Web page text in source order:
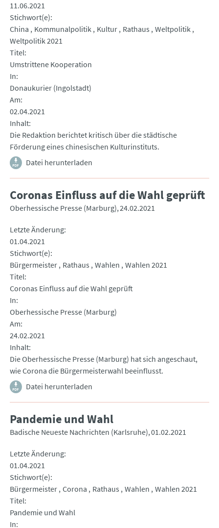
11.06.2021
Stichwort(e)
China
Kommunalpolitik Kultur Rathaus Weltpolitik
Weltpolitik 2021
Titel
Umstrittene Kooperation
In
Donaukurier (Ingolstadt)
Am
02.04.2021
Inhalt
Die Redaktion berichtet kritisch über die städtische
Förderung eines chinesischen Kulturinstituts.
Datei herunterladen
Coronas Einfluss auf die Wahl geprüft
Oberhessische Presse (Marburg) 24.02.2021
Letzte Änderung
01.04.2021
Stichwort(e)
Bürgermeister Rathaus Wahlen Wahlen 2021
Titel
Coronas Einfluss auf die Wahl geprüft
In
Oberhessische Presse (Marburg)
Am
24.02.2021
Inhalt
Die Oberhessische Presse (Marburg) hat sich angeschaut,
wie Corona die Bürgermeisterwahl beeinflusst.
Datei herunterladen
Pandemie und Wahl
Badische Neueste Nachrichten (Karlsruhe) 01.02.2021
Letzte Änderung
01.04.2021
Stichwort(e)
Bürgermeister Corona Rathaus Wahlen Wahlen 2021
Titel
Pandemie und Wahl
In